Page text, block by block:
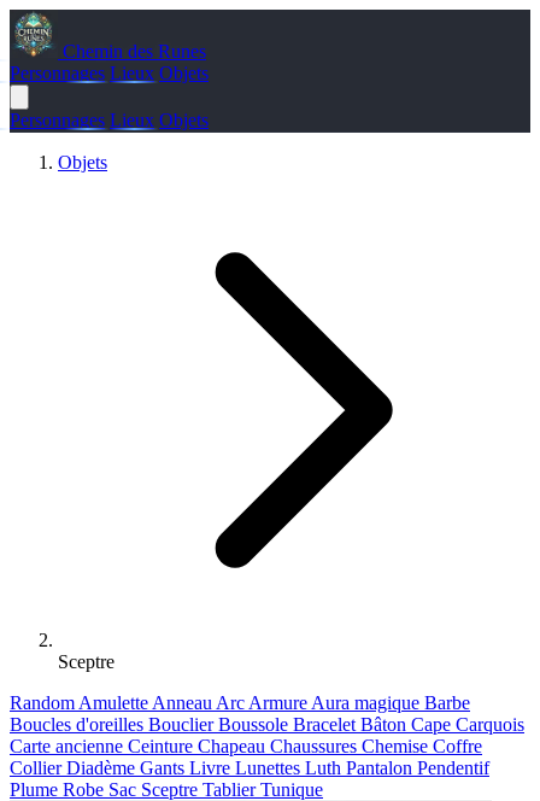
Chemin des Runes
Personnages Lieux Objets
Personnages Lieux Objets
Objets
Sceptre
Random Amulette Anneau Arc Armure Aura magique Barbe
Boucles d'oreilles BouclierBoussole Bracelet Bâton Cape Carquois
Carte ancienne Ceinture Chapeau Chaussures Chemise Coffre
CollierDiadème Gants Livre Lunettes Luth Pantalon Pendentif
Plume Robe Sac Sceptre TablierTunique